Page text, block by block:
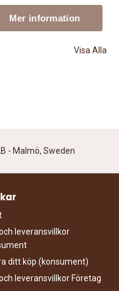
Mer information
Visa Alla
- Malmö, Sweden
leveransvillkor
ditt köp (konsument)
leveransvillkor Företag